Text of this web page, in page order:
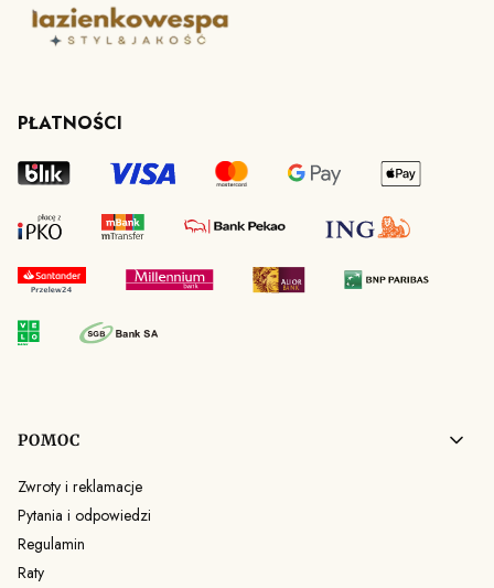
PŁATNOŚCI
Linki w stopce
POMOC
Zwroty i reklamacje
Pytania i odpowiedzi
Regulamin
Raty